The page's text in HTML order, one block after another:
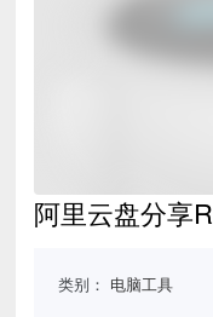
阿里云盘分享
类别： 电脑工具